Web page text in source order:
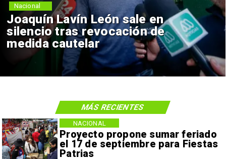
Joaquín Lavín León sale en
silencio tras revocación de
medida cautelar
Nacional
Proyecto propone sumar feriado
el 17 de septiembre para Fiestas
Patrias
NACIONAL
MÁS RECIENTES